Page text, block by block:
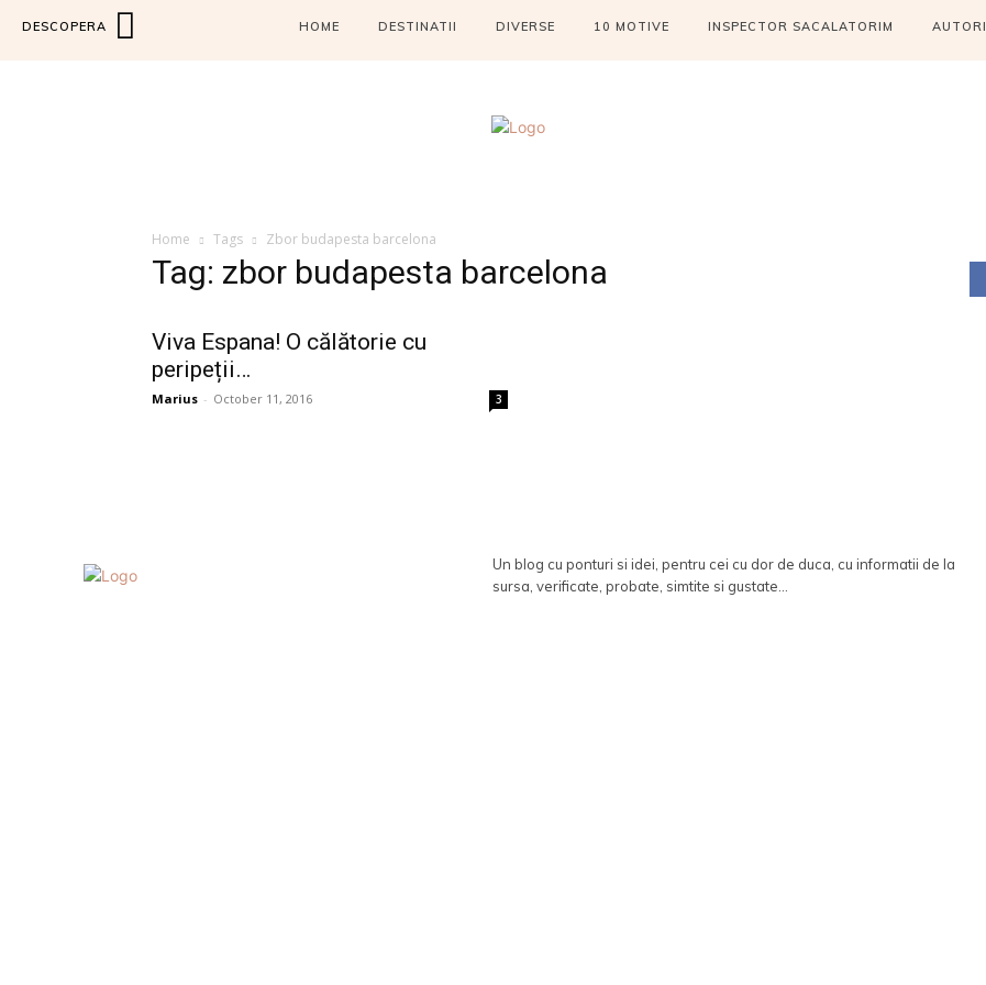
DESCOPERA HOME DESTINATII DIVERSE 10 MOTIVE INSPECTOR SACALATORIM AUTORI
Home Tags Zbor budapesta barcelona
Tag: zbor budapesta barcelona
Viva Espana! O călătorie cu
peripeții…
Marius - October 11, 2016 3
Un blog cu ponturi si idei, pentru cei cu dor de duca, cu informatii de la
sursa, verificate, probate, simtite si gustate...